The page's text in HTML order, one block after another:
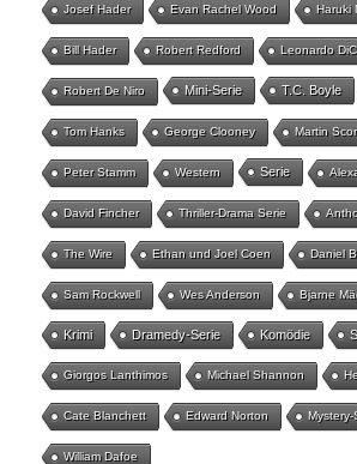
Josef Hader Evan Rachel Wood Haruki
Bill Hader Robert Redford Leonardo
Robert De Niro Mini-Serie T.C. Boyle
Tom Hanks George Clooney Martin
Peter Stamm Western Serie
David Fincher Thriller-Drama Serie
The Wire Ethan und Joel Coen Daniel
Sam Rockwell Wes Anderson Bjarne
Krimi Dramedy-Serie Komödie
Giorgos Lanthimos Michael Shannon
Cate Blanchett Edward Norton Mystery-
William Dafoe